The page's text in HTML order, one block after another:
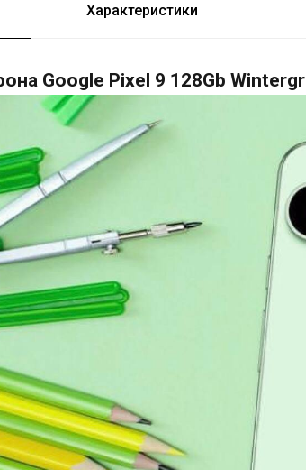
Характеристики
Google Pixel 9 128Gb